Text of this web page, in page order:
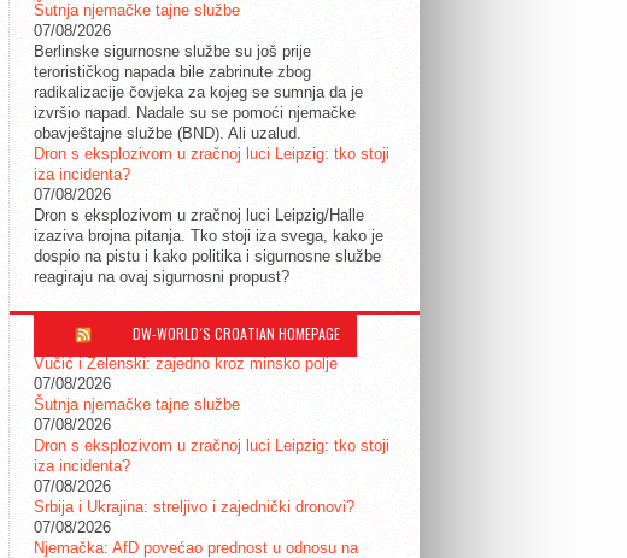
Šutnja njemačke tajne službe
07/08/2026
Berlinske sigurnosne službe su još prije
terorističkog napada bile zabrinute zbog
radikalizacije čovjeka za kojeg se sumnja da je
izvršio napad. Nadale su se pomoći njemačke
obavještajne službe (BND). Ali uzalud.
Dron s eksplozivom u zračnoj luci Leipzig: tko stoji
iza incidenta?
07/08/2026
Dron s eksplozivom u zračnoj luci Leipzig/Halle
izaziva brojna pitanja. Tko stoji iza svega, kako je
dospio na pistu i kako politika i sigurnosne službe
reagiraju na ovaj sigurnosni propust?
DW-WORLD´S CROATIAN HOMEPAGE
Vučić i Zelenski: zajedno kroz minsko polje
07/08/2026
Šutnja njemačke tajne službe
07/08/2026
Dron s eksplozivom u zračnoj luci Leipzig: tko stoji
iza incidenta?
07/08/2026
Srbija i Ukrajina: streljivo i zajednički dronovi?
07/08/2026
Njemačka: AfD povećao prednost u odnosu na